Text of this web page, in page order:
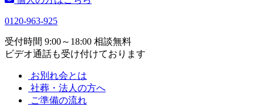
0120-963-925
受付時間 9:00～18:00 相談無料
ビデオ通話も受け付けております
お別れ会とは
社葬・法人の方へ
ご準備の流れ